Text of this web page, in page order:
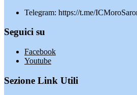
Telegram: https://t.me/
Seguici su
Facebook
Youtube
Sezione Link Utili